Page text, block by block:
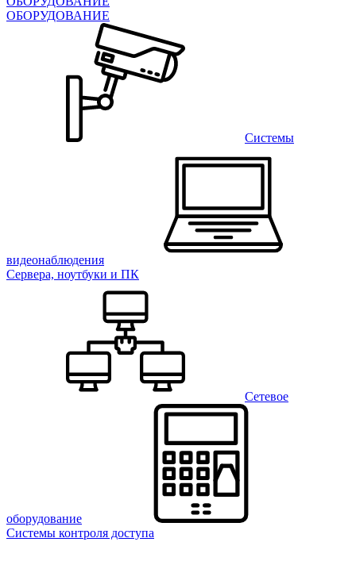
ОБОРУДОВАНИЕ
Системы
видеонаблюдения
Сервера, ноутбуки и ПК
Сетевое
оборудование
Системы контроля доступа